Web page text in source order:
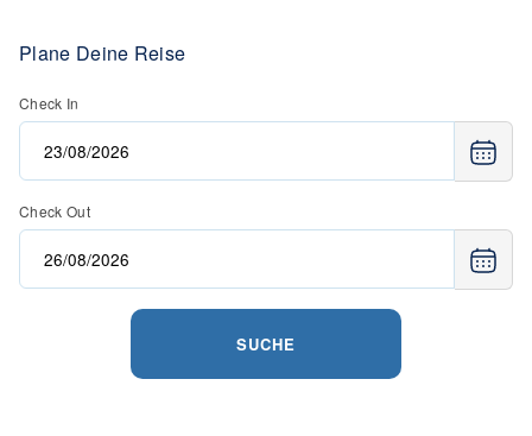
Plane Deine Reise
Check In
Check Out
SUCHE